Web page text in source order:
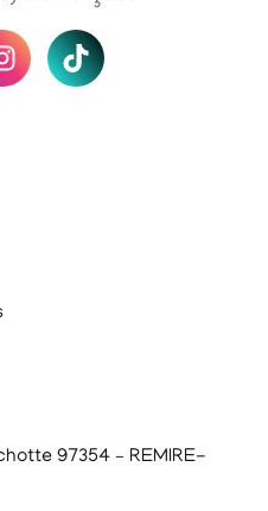
97354 – REMIRE-